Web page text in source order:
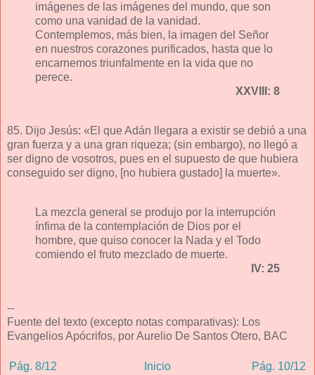
imágenes de las imágenes del mundo, que son
como una vanidad de la vanidad.
Contemplemos, más bien, la imagen del Señor
en nuestros corazones purificados, hasta que lo
encarnemos triunfalmente en la vida que no
perece.
XXVIII: 8
85. Dijo Jesús: «El que Adán llegara a existir se debió a una
gran fuerza y a una gran riqueza; (sin embargo), no llegó a
ser digno de vosotros, pues en el supuesto de que hubiera
conseguido ser digno, [no hubiera gustado] la muerte».
La mezcla general se produjo por la interrupción
ínfima de la contemplación de Dios por el
hombre, que quiso conocer la Nada y el Todo
comiendo el fruto mezclado de muerte.
IV: 25
--
Fuente del texto (excepto notas comparativas): Los
Evangelios Apócrifos, por Aurelio De Santos Otero, BAC
Pág. 8/12 Inicio Pág. 10/12